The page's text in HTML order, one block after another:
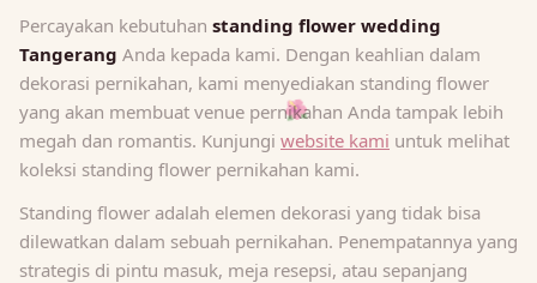
🌺
Percayakan kebutuhan standing flower wedding
Tangerang Anda kepada kami. Dengan keahlian dalam
dekorasi pernikahan, kami menyediakan standing flower
yang akan membuat venue pernikahan Anda tampak lebih
megah dan romantis. Kunjungi website kami untuk melihat
koleksi standing flower pernikahan kami.
Standing flower adalah elemen dekorasi yang tidak bisa
dilewatkan dalam sebuah pernikahan. Penempatannya yang
strategis di pintu masuk, meja resepsi, atau sepanjang